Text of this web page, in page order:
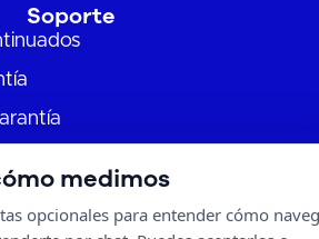
Soporte
de Privacidad| Condiciones de
medimos
opcionales para entender cómo